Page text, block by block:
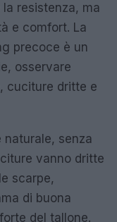
resistenza, ma
e comfort. La
precoce è un
osservare
cuciture dritte e
naturale, senza
vanno dritte
scarpe,
di buona
del tallone.